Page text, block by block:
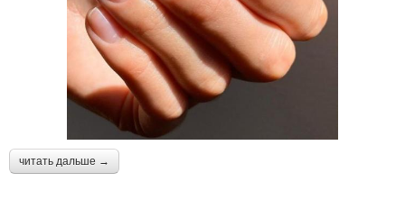
читать дальше →